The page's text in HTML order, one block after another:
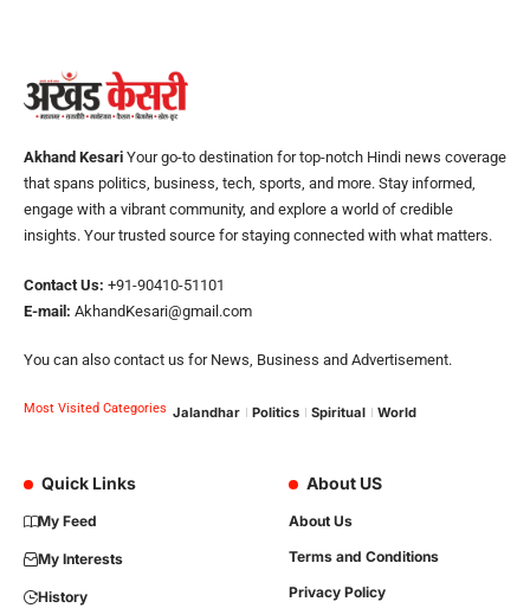
Akhand Kesari Your go-to destination for top-notch Hindi news coverage
that spans politics, business, tech, sports, and more. Stay informed,
engage with a vibrant community, and explore a world of credible
insights. Your trusted source for staying connected with what matters.
Contact Us: +91-90410-51101
E-mail: AkhandKesari@gmail.com
You can also contact us for News, Business and Advertisement.
Most Visited Categories Jalandhar Politics Spiritual World
Quick Links
My Feed
My Interests
History
About US
About Us
Terms and Conditions
Privacy Policy